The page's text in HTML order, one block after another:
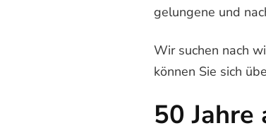
gelungene und
Wir suchen nach
können Sie sich
50 Jahre